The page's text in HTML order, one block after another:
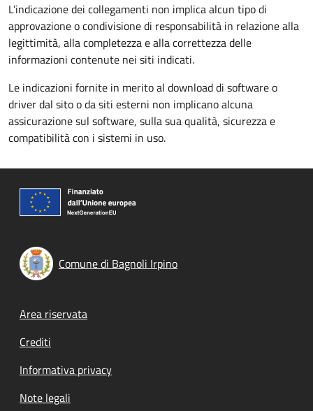
L’indicazione dei collegamenti non implica alcun tipo di
approvazione o condivisione di responsabilità in relazione alla
legittimità, alla completezza e alla correttezza delle
informazioni contenute nei siti indicati.
Le indicazioni fornite in merito al download di software o
driver dal sito o da siti esterni non implicano alcuna
assicurazione sul software, sulla sua qualità, sicurezza e
compatibilità con i sistemi in uso.
Comune di Bagnoli Irpino
Footer menu
Area riservata
Crediti
Informativa privacy
Note legali